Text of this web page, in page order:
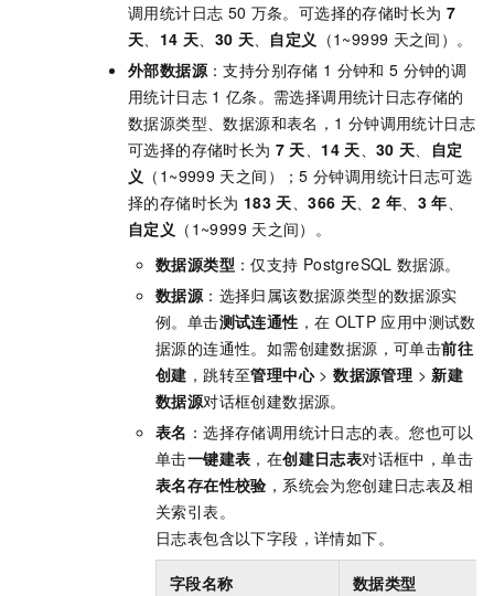
调用统计日志 50 万条。 可选择的存储时长为 7
天、 14 天、 30 天、 自定义 （1~9999 天之间）。
外部数据源：支持分别存储 1 分钟和 5 分钟的调
用统计日志 1 亿条。需选择调用统计日志存储的
数据源类型、数据源和表名，1 分钟调用统计日志
可选择的存储时长为 7 天、 14 天、30 天、
自定
义 （1~9999 天之间）；5 分钟调用统计日志可选
择的存储时长为 183 天、366 天、2 年、 3 年、
自定义 （1~9999 天之间）。
数据源类型 ：仅支持 PostgreSQL 数据源。
数据源：选择归属该数据源类型的数据源实
例。单击测试连通性 ，在 OLTP 应用中测试数
据源的连通性。如需创建数据源，可单击前往
创建 ，跳转至管理中心>数据源管理 >新建
数据源对话框创建数据源。
表名 ：选择存储调用统计日志的表。您也可以
单击一键建表 ，在创建日志表对话框中，单击
表名存在性校验 ，系统会为您创建日志表及相
关索引表。
日志表包含以下字段，详情如下。
字段名称 数据类型